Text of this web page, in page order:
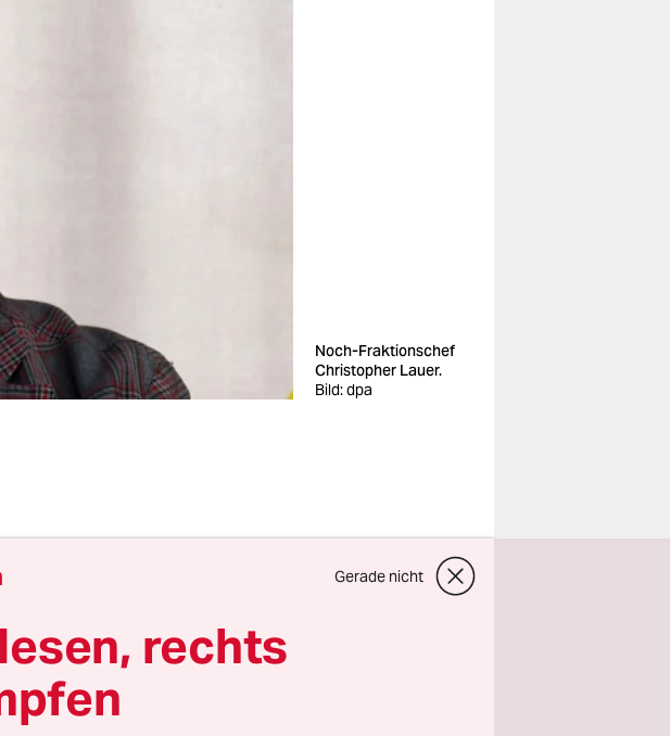
Noch-Fraktionschef
Christopher Lauer.
Bild: dpa
wurde wegen Irrelevanz
hatte. Sieben
22-Jährigen: „Mit 17
der
Teil und machte im
im Fach Physik“,
Gerade nicht
rechts